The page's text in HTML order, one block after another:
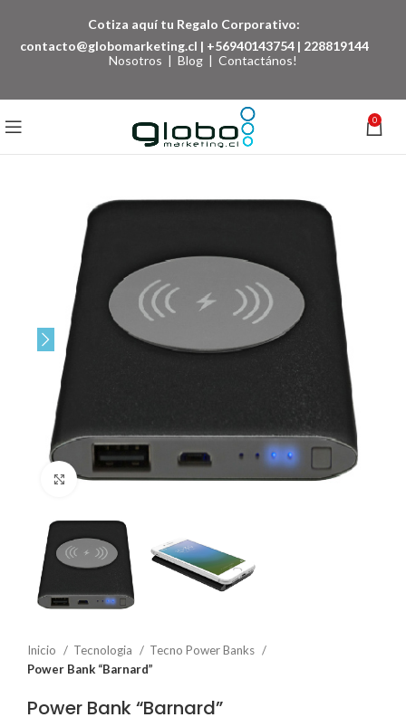
Cotiza aquí tu Regalo Corporativo:
contacto@globomarketing.cl | +56940143754 | 228819144
Nosotros | Blog | Contactános!
0
Click to enlarge
Inicio Tecnologia
Tecno Power Banks
Power Bank “Barnard”
Power Bank “Barnard”